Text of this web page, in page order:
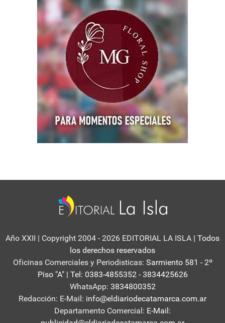
Año XXII | Copyright 2004 - 2026 EDITORIAL LA ISLA | Todos
los derechos reservados
Oficinas Comerciales y Periodisticas: Sarmiento 581 - 2º
Piso "A" | Tel: 0383-4855352 - 3834425626
WhatsApp: 3834800352
Redacción: E-Mail: info@eldiariodecatamarca.com.ar
Departamento Comercial: E-Mail: